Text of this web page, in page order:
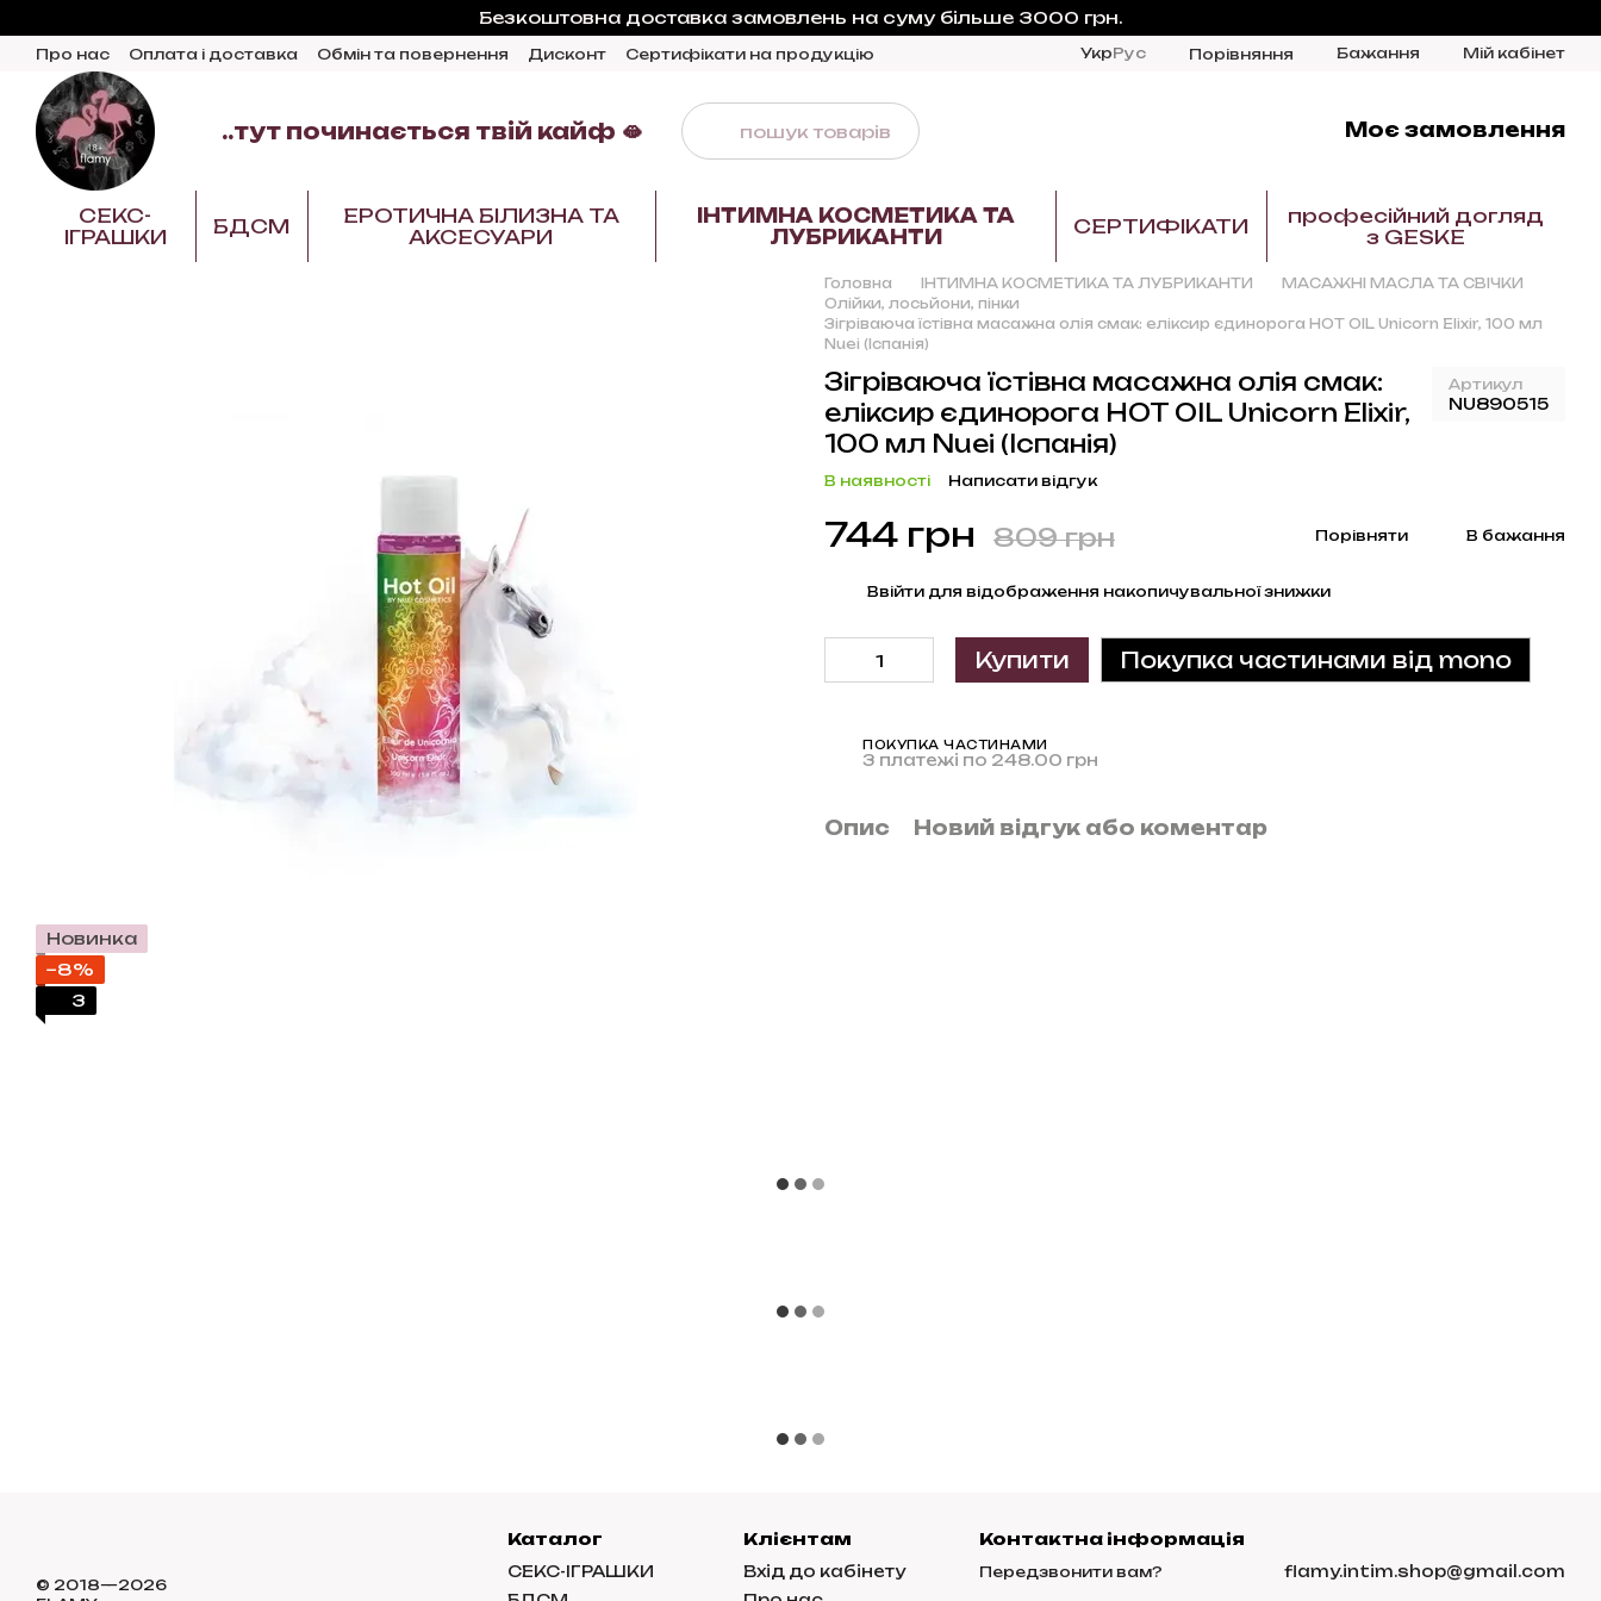
Безкоштовна доставка замовлень на суму більше 3000 грн.
Про нас Оплата і доставка Обмін та повернення Дисконт
Сертифікати на продукцію
Відгуки про магазин
УкрРус Порівняння Бажання Мій кабінет
..тут починається твій кайф 🫦 Моє замовлення
СЕКС-
ІГРАШКИ
БДСМ
ЕРОТИЧНА БІЛИЗНА ТА
АКСЕСУАРИ
ІНТИМНА КОСМЕТИКА ТА
ЛУБРИКАНТИ
СЕРТИФІКАТИ
професійний догляд
з GESKE
Новинка
−8%
3
Головна ІНТИМНА КОСМЕТИКА ТА ЛУБРИКАНТИ
МАСАЖНІ МАСЛА ТА СВІЧКИ
Олійки, лосьйони, пінки
Зігріваюча їстівна масажна олія смак: еліксир єдинорога HOT OIL Unicorn Elixir, 100 мл
Nuei (Іспанія)
Зігріваюча їстівна масажна олія смак:
еліксир єдинорога HOT OIL Unicorn Elixir,
100 мл Nuei (Іспанія)
Артикул
NU890515
В наявності Написати відгук
744 грн 809 грн Порівняти В бажання
Ввійти для відображення накопичувальної знижки
Купити Покупка частинами від mono
ПОКУПКА ЧАСТИНАМИ
3 платежі по 248.00 грн
Опис Новий відгук або коментар
© 2018—2026
Каталог
СЕКС-ІГРАШКИ
Клієнтам
Вхід до кабінету
Контактна інформація
Передзвонити вам? flamy.intim.shop@gmail.com